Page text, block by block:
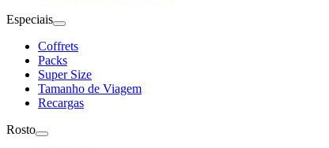
Especiais
Coffrets
Packs
Super Size
Tamanho de Viagem
Recargas
Rosto